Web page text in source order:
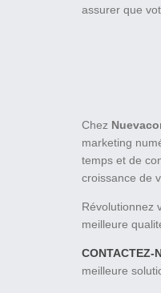
assurer que
Chez
marketing
temps et de
croissance de
Révolutionnez
meilleure
CONTACTEZ-
meilleure